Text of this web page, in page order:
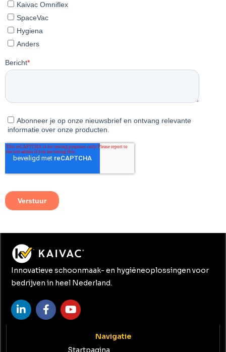
Innovatieve schoonmaak- en hygiëneoplossingen voor
bedrijven in heel Nederland.
Navigatie
Startpagina